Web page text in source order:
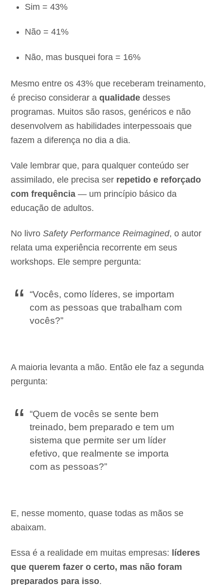
Sim = 43%
Não = 41%
Não, mas busquei fora = 16%
Mesmo entre os 43% que receberam treinamento,
é preciso considerar aqualidade desses
programas. Muitos são rasos, genéricos e não
desenvolvem as habilidades interpessoais que
fazem a diferença no dia a dia.
Vale lembrar que, para qualquer conteúdo ser
assimilado, ele precisa ser repetido e reforçado
com frequência — um princípio básico da
educação de adultos.
No livroSafety Performance Reimagined, o autor
relata uma experiência recorrente em seus
workshops. Ele sempre pergunta:
“Vocês, como líderes, se importam
com as pessoas que trabalham com
vocês?”
A maioria levanta a mão. Então ele faz a segunda
pergunta:
“Quem de vocês se sente bem
treinado, bem preparado e tem um
sistema que permite ser um líder
efetivo, que realmente se importa
com as pessoas?”
E, nesse momento, quase todas as mãos se
abaixam.
Essa é a realidade em muitas empresas: líderes
que querem fazer o certo, mas não foram
preparados para isso.